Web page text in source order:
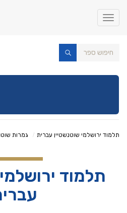
Toggle
navigation
גמרות תלמוד ירושלמי שוטנשטיין עברית
תלמוד